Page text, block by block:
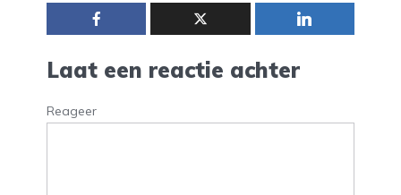
Laat een reactie achter
Reageer